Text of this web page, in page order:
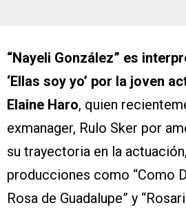
“Nayeli González” es
‘Ellas soy yo’ por la joven
Elaine Haro, quien
exmanager, Rulo Sker por
su trayectoria en la
producciones como “Como
Rosa de Guadalupe” y